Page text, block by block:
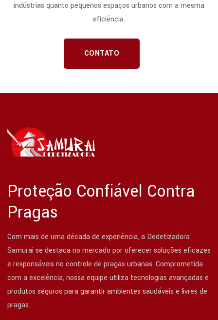
indústrias quanto pequenos espaços urbanos com a mesma
eficiência.
CONTATO
Proteção Confiável Contra
Pragas
Com mais de uma década de experiência, a Dedetizadora
Samurai se destaca no mercado por oferecer soluções eficazes
e responsáveis no controle de pragas urbanas. Comprometida
com a excelência, nossa equipe utiliza tecnologias avançadas e
produtos seguros para garantir ambientes saudáveis e livres de
pragas.